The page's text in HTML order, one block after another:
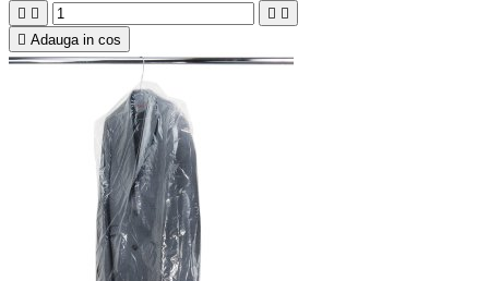
   
 Adauga in cos